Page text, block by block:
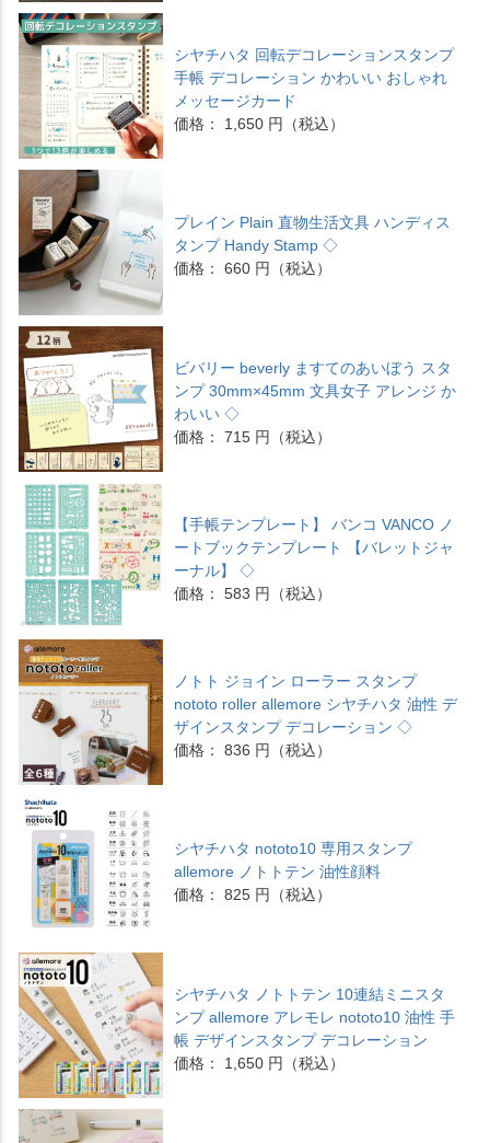
シヤチハタ 回転デコレーションスタンプ
手帳 デコレーション かわいい おしゃれ
メッセージカード
価格： 1,650 円（税込）
プレイン Plain 直物生活文具 ハンディス
タンプ Handy Stamp ◇
価格： 660 円（税込）
ビバリー beverly ますてのあいぼう スタ
ンプ 30mm×45mm 文具女子 アレンジ か
わいい ◇
価格： 715 円（税込）
【手帳テンプレート】 バンコ VANCO ノ
ートブックテンプレート 【バレットジャ
ーナル】 ◇
価格： 583 円（税込）
ノトト ジョイン ローラー スタンプ
nototo roller allemore シヤチハタ 油性 デ
ザインスタンプ デコレーション ◇
価格： 836 円（税込）
シヤチハタ nototo10 専用スタンプ
allemore ノトトテン 油性顔料
価格： 825 円（税込）
シヤチハタ ノトトテン 10連結ミニスタ
ンプ allemore アレモレ nototo10 油性 手
帳 デザインスタンプ デコレーション
価格： 1,650 円（税込）